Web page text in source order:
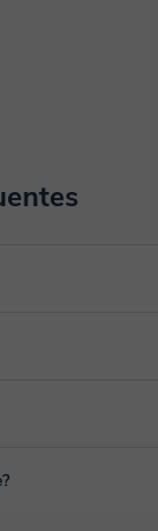
un máximo de 8
por lo que
de Classgap,